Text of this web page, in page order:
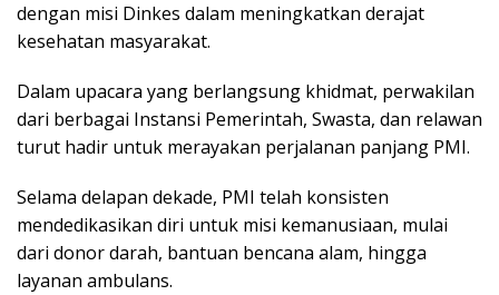
dengan misi Dinkes dalam meningkatkan derajat
kesehatan masyarakat.
Dalam upacara yang berlangsung khidmat, perwakilan
dari berbagai Instansi Pemerintah, Swasta, dan relawan
turut hadir untuk merayakan perjalanan panjang PMI.
Selama delapan dekade, PMI telah konsisten
mendedikasikan diri untuk misi kemanusiaan, mulai
dari donor darah, bantuan bencana alam, hingga
layanan ambulans.